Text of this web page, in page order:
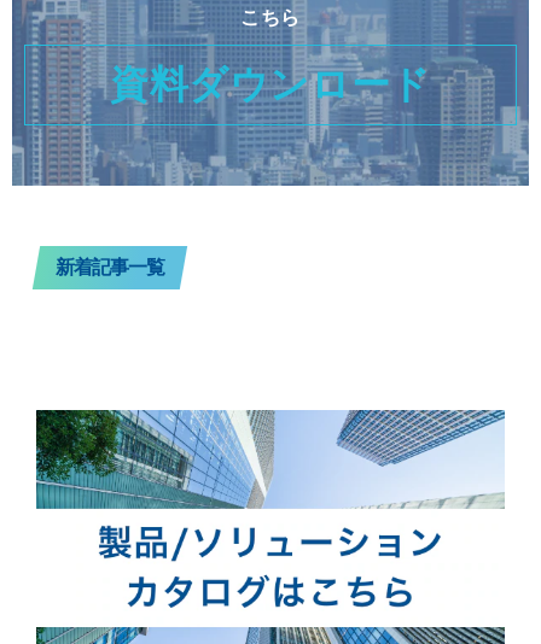
こちら
資料ダウンロード
新着記事一覧